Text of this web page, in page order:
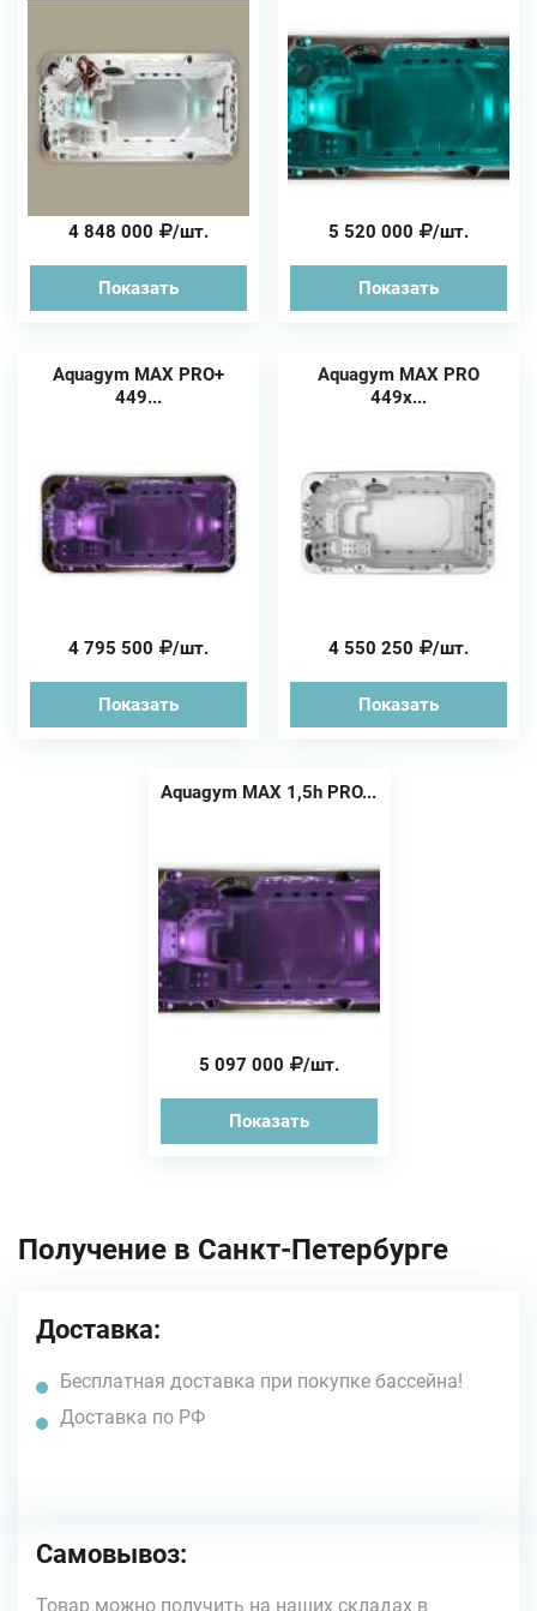
4 848 000 /шт.
Показать
5 520 000 /шт.
Показать
Aquagym MAX PRO+
449...
4 795 500 /шт.
Показать
Aquagym MAX PRO
449х...
4 550 250 /шт.
Показать
Aquagym MAX 1,5h PRO...
5 097 000 /шт.
Показать
Получение в Санкт-Петербурге
Доставка:
Бесплатная доставка при покупке бассейна!
Доставка по РФ
Самовывоз:
Товар можно получить на наших складах в